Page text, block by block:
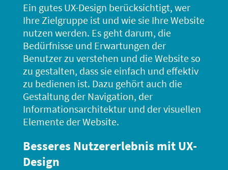
Ein gutes UX-Design berücksichtigt, wer
Ihre Zielgruppe ist und wie sie Ihre Website
nutzen werden. Es geht darum, die
Bedürfnisse und Erwartungen der
Benutzer zu verstehen und die Website so
zu gestalten, dass sie einfach und effektiv
zu bedienen ist. Dazu gehört auch die
Gestaltung der Navigation, der
Informationsarchitektur und der visuellen
Elemente der Website.
Besseres Nutzererlebnis mit UX-
Design